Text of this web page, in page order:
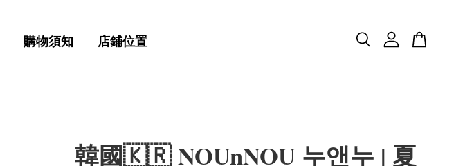
購物須知 店鋪位置
韓國🇰🇷 NOUnNOU 누앤누 | 夏